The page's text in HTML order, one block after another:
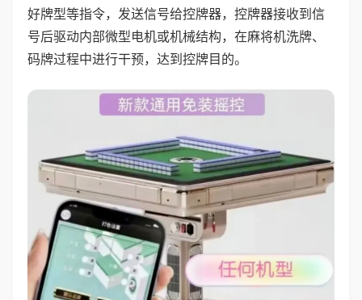
好牌型等指令，发送信号给控牌器，控牌器接收到信
号后驱动内部微型电机或机械结构，在麻将机洗牌、
码牌过程中进行干预，达到控牌目的。